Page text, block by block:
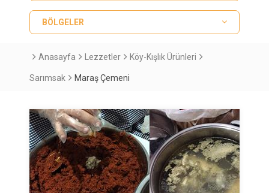
BÖLGELER
Anasayfa Lezzetler Köy-Kışlık Ürünleri
Sarımsak Maraş Çemeni